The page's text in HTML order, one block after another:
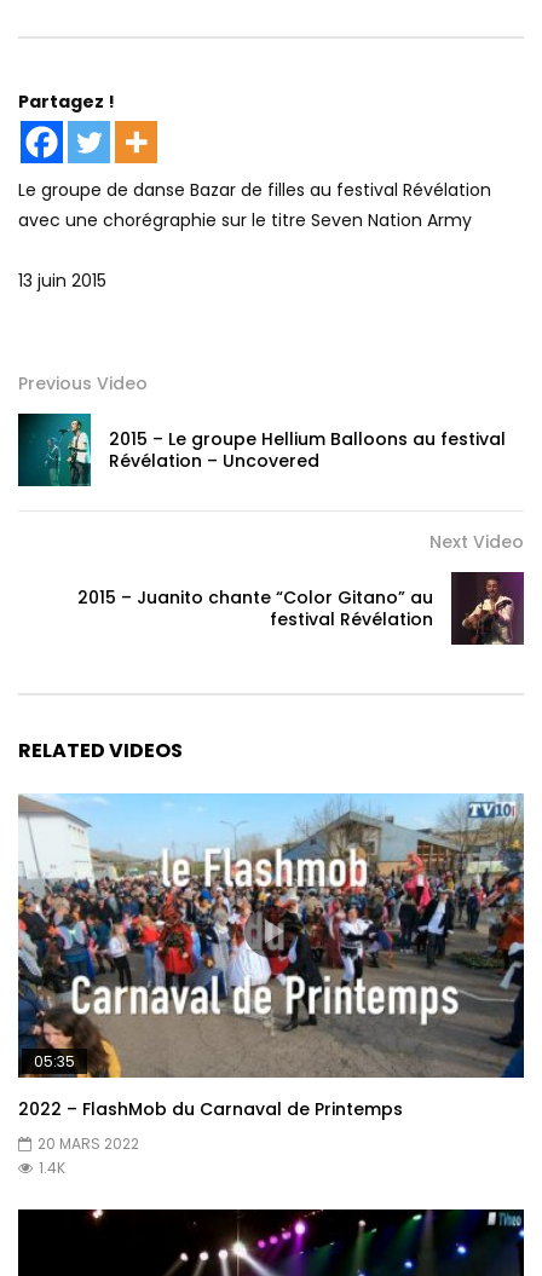
Partagez !
Le groupe de danse Bazar de filles au festival Révélation
avec une chorégraphie sur le titre Seven Nation Army
13 juin 2015
Previous Video
2015 – Le groupe Hellium Balloons au festival
Révélation – Uncovered
Next Video
2015 – Juanito chante “Color Gitano” au
festival Révélation
RELATED VIDEOS
05:35
2022 – FlashMob du Carnaval de Printemps
20 MARS 2022
1.4K